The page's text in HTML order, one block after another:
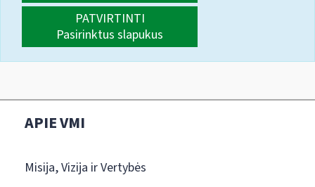
PATVIRTINTI
Pasirinktus slapukus
APIE VMI
Misija, Vizija ir Vertybės